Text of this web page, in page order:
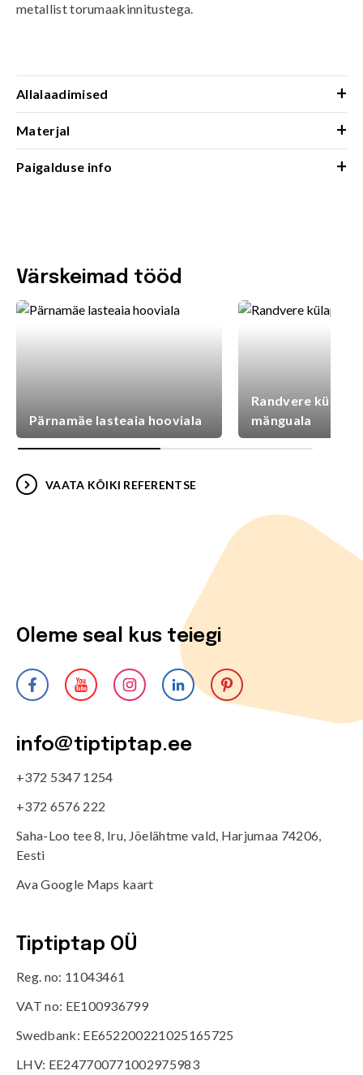
metallist torumaakinnitustega.
Allalaadimised +
Materjal +
Paigalduse info +
Värskeimad tööd
Pärnamäe lasteaia hooviala
Randvere
mänguala
VAATA KÕIKI REFERENTSE
Oleme seal kus teiegi
info@tiptiptap.ee
+372 5347 1254
+372 6576 222
Saha-Loo tee 8, Iru, Jõelähtme vald, Harjumaa 74206,
Eesti
Ava Google Maps kaart
Tiptiptap OÜ
Reg. no: 11043461
VAT no: EE100936799
Swedbank: EE652200221025165725
LHV: EE247700771002975983